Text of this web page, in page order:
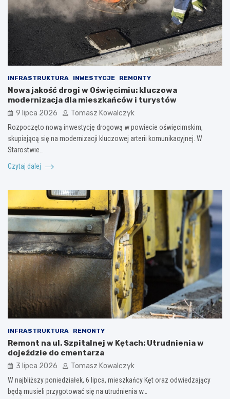
INFRASTRUKTURA INWESTYCJE REMONTY
Nowa jakość drogi w Oświęcimiu: kluczowa
modernizacja dla mieszkańców i turystów
9 lipca 2026 Tomasz Kowalczyk
Rozpoczęto nową inwestycję drogową w powiecie oświęcimskim,
skupiającą się na modernizacji kluczowej arterii komunikacyjnej. W
Starostwie…
Czytaj dalej
INFRASTRUKTURA REMONTY
Remont na ul. Szpitalnej w Kętach: Utrudnienia w
dojeździe do cmentarza
3 lipca 2026 Tomasz Kowalczyk
W najbliższy poniedziałek, 6 lipca, mieszkańcy Kęt oraz odwiedzający
będą musieli przygotować się na utrudnienia w…